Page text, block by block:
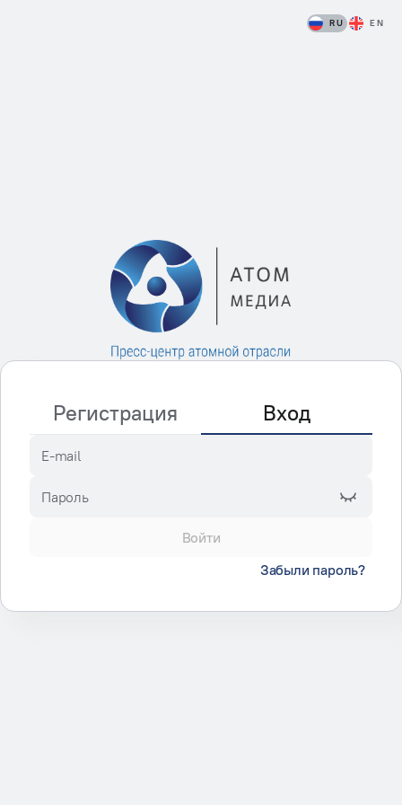
RU EN
Регистрация Вход
E-mail
Пароль
Войти
Забыли пароль?